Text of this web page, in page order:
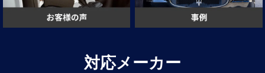
対応メーカー